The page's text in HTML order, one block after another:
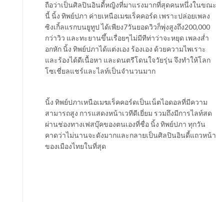
ถือว่าเป็นศิลปินอินดี้หญิงที่มาแรงมากที่สุดคนหนึ่งในขณะ
นี้ นิ้ง ทิพย์ปภา ค่ายเหนือเมฆเร็คคอร์ด เพราะปล่อยเพลง
ซิงเกิ้ลแรกบนยูทูป ได้เพียง7วันยอดวิวก็พุ่งสูงถึง200,000
กว่าวิว และทะยานขึ้นเรื่อยๆไม่มีทีท่าว่าจะหยุด เพลงส่ำ
อกหัก นิ้ง ทิพย์ปภาได้แต่งเอง ร้องเอง ด้วยความไพเราะ
และร้องได้ดีเนื้อหา และดนตรีโดนใจวัยรุ่น จึงทำให้โลก
โซเชี่ยลแชร์และไลท์เป็นจำนวนมาก
นิ้ง ทิพย์ปภาเหนือเมฆเร็คคอร์ดเป็นเน็ตไอดอลที่มีความ
สามารถสูง การแสดงหน้าเวทีดีเยี่ยม รวมถึงมีการไลท์สด
ผ่านช่องทางเฟสบุ๊คของตนเองที่ชื่อ นิ้ง ทิพย์ปภา ทุกวัน
คาดว่าไม่นานจะดังมากและกลายเป็นศิลปินอินดี้แถวหน้า
ของเมืองไทยในที่สุด